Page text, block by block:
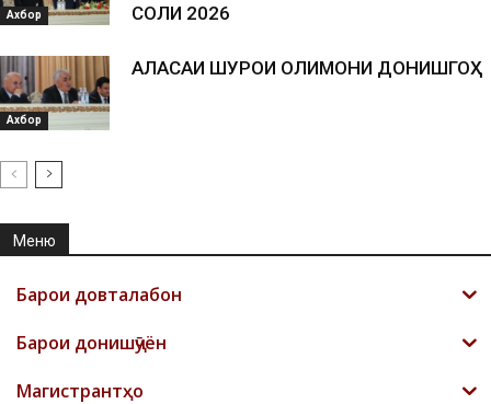
Ахбор
СОЛИ 2026
Ахбор
АЛАСАИ ШУРОИ ОЛИМОНИ ДОНИШГОҲ
Меню
Барои довталабон
Барои донишҷӯён
Магистрантҳо